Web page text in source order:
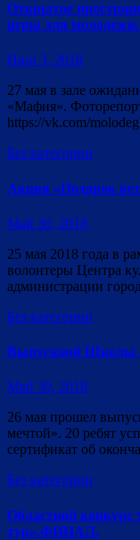
Открытое
игры для молодежи.
Июн 3, 2018
27 мая в зале
«Мафия».
https://vk.com/
Без категории
Акция «Подарок
Май 30, 2018
25 мая 2018 года в
волонтеры Центра
администрации
Без категории
Выпускной Школы
Май 30, 2018
26 мая прошел
мечтой». 20 ребят
сертификат об
Без категории
Областной конкурс
тур».ФИНАЛ.